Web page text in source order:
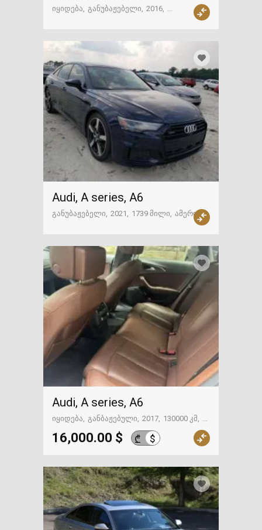
იყიდება განუბაჟებელი 2016
Audi, A series, A6
განუბაჟებელი 2021 1739 მილი ამერიკა
Audi, A series, A6
იყიდება განბაჟებული 2017 130000 კმ
16,000.00 $ ₾ $